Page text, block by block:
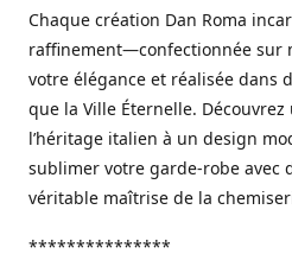
Chaque création Dan Roma
raffinement—confectionnée sur
votre élégance et réalisée dans
que la Ville Éternelle.
l’héritage italien à un design
sublimer votre garde-robe avec
véritable maîtrise de la
***************